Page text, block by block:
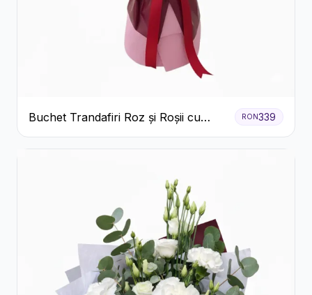
Buchet Trandafiri Roz și Roșii cu
Eucalipt și Gypsophila
RON339